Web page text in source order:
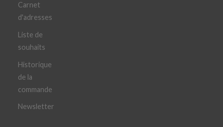
Carnet
d'adresses
Liste de
souhaits
Historique
de la
commande
Newsletter